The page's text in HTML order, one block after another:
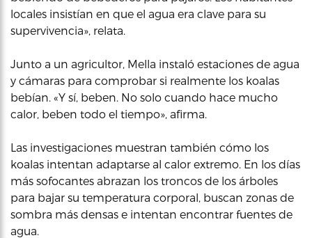
locales insistían en que el agua era clave para su
supervivencia», relata.
Junto a un agricultor, Mella instaló estaciones de agua
y cámaras para comprobar si realmente los koalas
bebían. «Y sí, beben. No solo cuando hace mucho
calor, beben todo el tiempo», afirma.
Las investigaciones muestran también cómo los
koalas intentan adaptarse al calor extremo. En los días
más sofocantes abrazan los troncos de los árboles
para bajar su temperatura corporal, buscan zonas de
sombra más densas e intentan encontrar fuentes de
agua.